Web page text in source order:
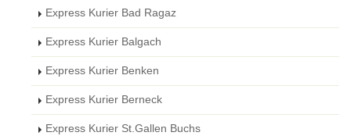
Express Kurier Bad Ragaz
Express Kurier Balgach
Express Kurier Benken
Express Kurier Berneck
Express Kurier St.Gallen Buchs